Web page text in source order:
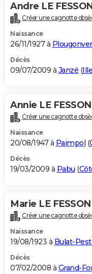
Andre LE
Créer une cagnotte
Naissance
26/11/1927 à Plougonver
Décès
09/07/2009 à Janzé (
Annie LE FESSON
Créer une cagnotte
Naissance
20/08/1947 à Paimpol (
Décès
19/03/2009 à Pabu (
Marie LE FESSON
Créer une cagnotte
Naissance
19/08/1923 à Bulat-
Décès
07/02/2008 à Grand-